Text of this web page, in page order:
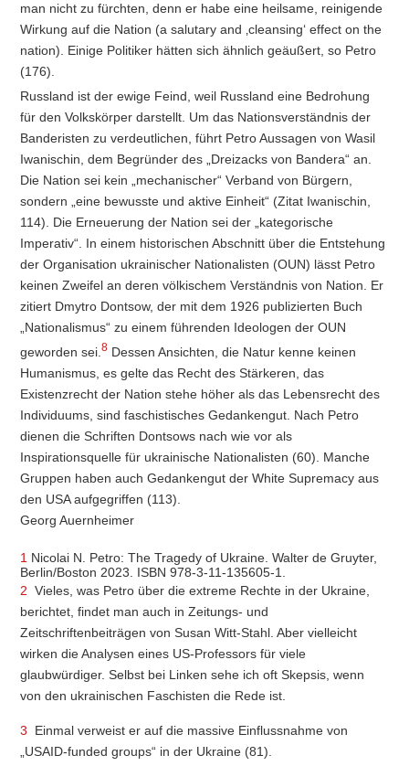
man nicht zu fürchten, denn er habe eine heilsame, reinigende
Wirkung auf die Nation (a salutary and ‚cleansing‘ effect on the
nation). Einige Politiker hätten sich ähnlich geäußert, so Petro
(176).
Russland ist der ewige Feind, weil Russland eine Bedrohung
für den Volkskörper darstellt. Um das Nationsverständnis der
Banderisten zu verdeutlichen, führt Petro Aussagen von Wasil
Iwanischin, dem Begründer des „Dreizacks von Bandera“ an.
Die Nation sei kein „mechanischer“ Verband von Bürgern,
sondern „eine bewusste und aktive Einheit“ (Zitat Iwanischin,
114). Die Erneuerung der Nation sei der „kategorische
Imperativ“. In einem historischen Abschnitt über die Entstehung
der Organisation ukrainischer Nationalisten (OUN) lässt Petro
keinen Zweifel an deren völkischem Verständnis von Nation. Er
zitiert Dmytro Dontsow, der mit dem 1926 publizierten Buch
„Nationalismus“ zu einem führenden Ideologen der OUN
geworden sei.8 Dessen Ansichten, die Natur kenne keinen
Humanismus, es gelte das Recht des Stärkeren, das
Existenzrecht der Nation stehe höher als das Lebensrecht des
Individuums, sind faschistisches Gedankengut. Nach Petro
dienen die Schriften Dontsows nach wie vor als
Inspirationsquelle für ukrainische Nationalisten (60). Manche
Gruppen haben auch Gedankengut der White Supremacy aus
den USA aufgegriffen (113).
Georg Auernheimer
1 Nicolai N. Petro: The Tragedy of Ukraine. Walter de Gruyter,
Berlin/Boston 2023. ISBN 978-3-11-135605-1.
2 Vieles, was Petro über die extreme Rechte in der Ukraine,
berichtet, findet man auch in Zeitungs- und
Zeitschriftenbeiträgen von Susan Witt-Stahl. Aber vielleicht
wirken die Analysen eines US-Professors für viele
glaubwürdiger. Selbst bei Linken sehe ich oft Skepsis, wenn
von den ukrainischen Faschisten die Rede ist.
3 Einmal verweist er auf die massive Einflussnahme von
„USAID-funded groups“ in der Ukraine (81).